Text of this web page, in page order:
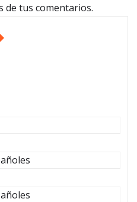
de tus comentarios.